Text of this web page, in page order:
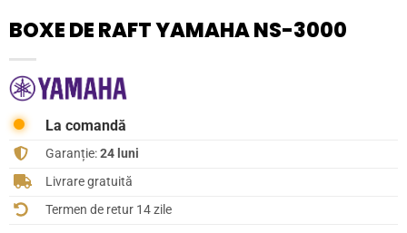
BOXE DE RAFT YAMAHA NS-3000
La comandă
Garanție:24 luni
Livrare gratuită
Termen de retur 14 zile